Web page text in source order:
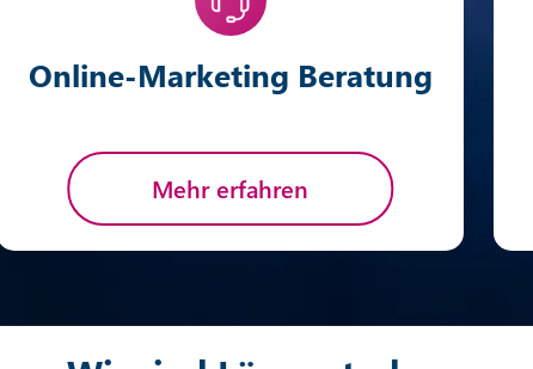
Online-Marketing Beratung
Mehr erfahren